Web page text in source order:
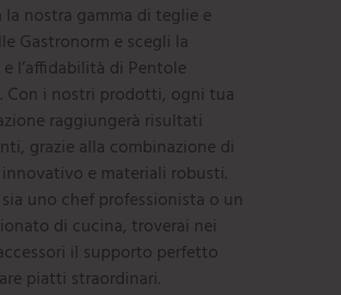
la nostra gamma di teglie e
Gastronorm e scegli la
l’affidabilità di Pentole
Con i nostri prodotti, ogni tua
raggiungerà risultati
grazie alla combinazione di
e materiali robusti.
uno chef professionista o un
di cucina, troverai nei
il supporto perfetto
piatti straordinari.